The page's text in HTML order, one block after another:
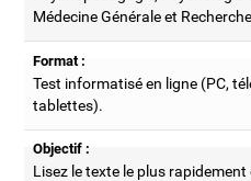
Médecine Générale et
Format :
Test informatisé en ligne (PC,
tablettes).
Objectif :
Lisez le texte le plus